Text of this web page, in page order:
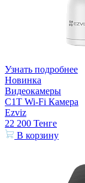
Узнать подробнее
Новинка
Видеокамеры
C1T Wi-Fi Камера
Ezviz
22 200 Тенге
В корзину